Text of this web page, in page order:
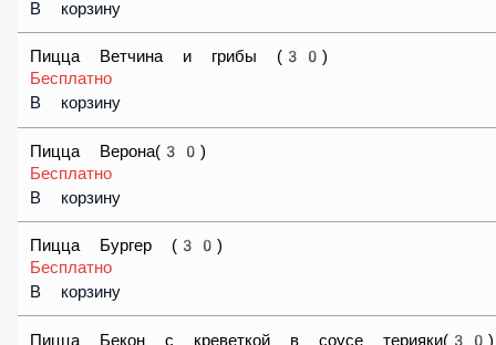
Пицца Гавайская (30) чесночная
Бесплатно
В корзину
Пицца Гавайская (30) томатная
Бесплатно
В корзину
Пицца Ветчина и грибы (30)
Бесплатно
В корзину